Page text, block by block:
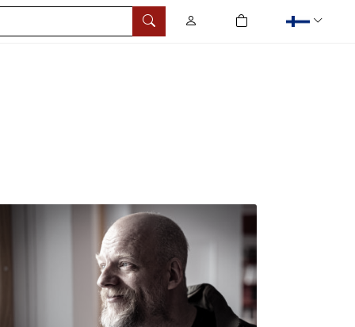
Hae
0
tuotetta ostoskorissa